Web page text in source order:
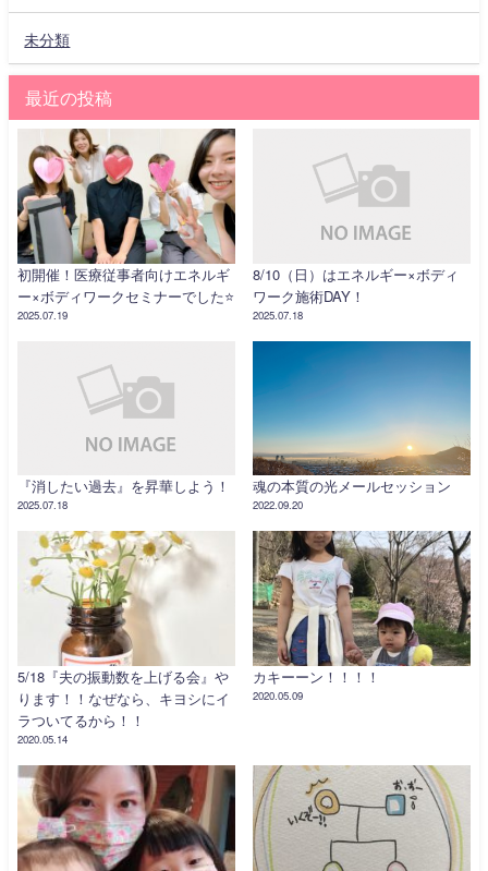
未分類
最近の投稿
初開催！医療従事者向けエネルギ
ー×ボディワークセミナーでした⭐️
2025.07.19
8/10（日）はエネルギー×ボディ
ワーク施術DAY！
2025.07.18
『消したい過去』を昇華しよう！
2025.07.18
魂の本質の光メールセッション
2022.09.20
5/18『夫の振動数を上げる会』や
ります！！なぜなら、キヨシにイ
ラついてるから！！
2020.05.14
カキーーン！！！！
2020.05.09